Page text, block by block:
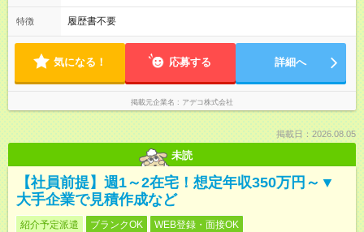
特徴 履歴書不要
気になる！ 応募する 詳細へ
掲載元企業名 アデコ株式会社
掲載日：2026.08.05
未読
【社員前提】週1～2在宅！想定年収350万円～▼
大手企業で見積作成など
紹介予定派遣 ブランクOK WEB登録・面接OK